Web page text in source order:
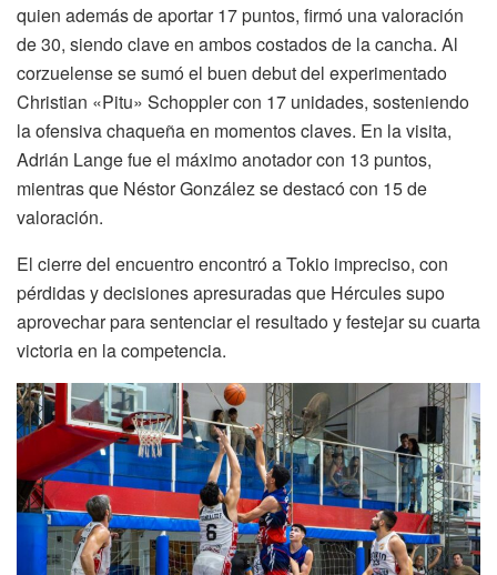
quien además de aportar 17 puntos, firmó una valoración
de 30, siendo clave en ambos costados de la cancha. Al
corzuelense se sumó el buen debut del experimentado
Christian «Pitu» Schoppler con 17 unidades, sosteniendo
la ofensiva chaqueña en momentos claves. En la visita,
Adrián Lange fue el máximo anotador con 13 puntos,
mientras que Néstor González se destacó con 15 de
valoración.
El cierre del encuentro encontró a Tokio impreciso, con
pérdidas y decisiones apresuradas que Hércules supo
aprovechar para sentenciar el resultado y festejar su cuarta
victoria en la competencia.